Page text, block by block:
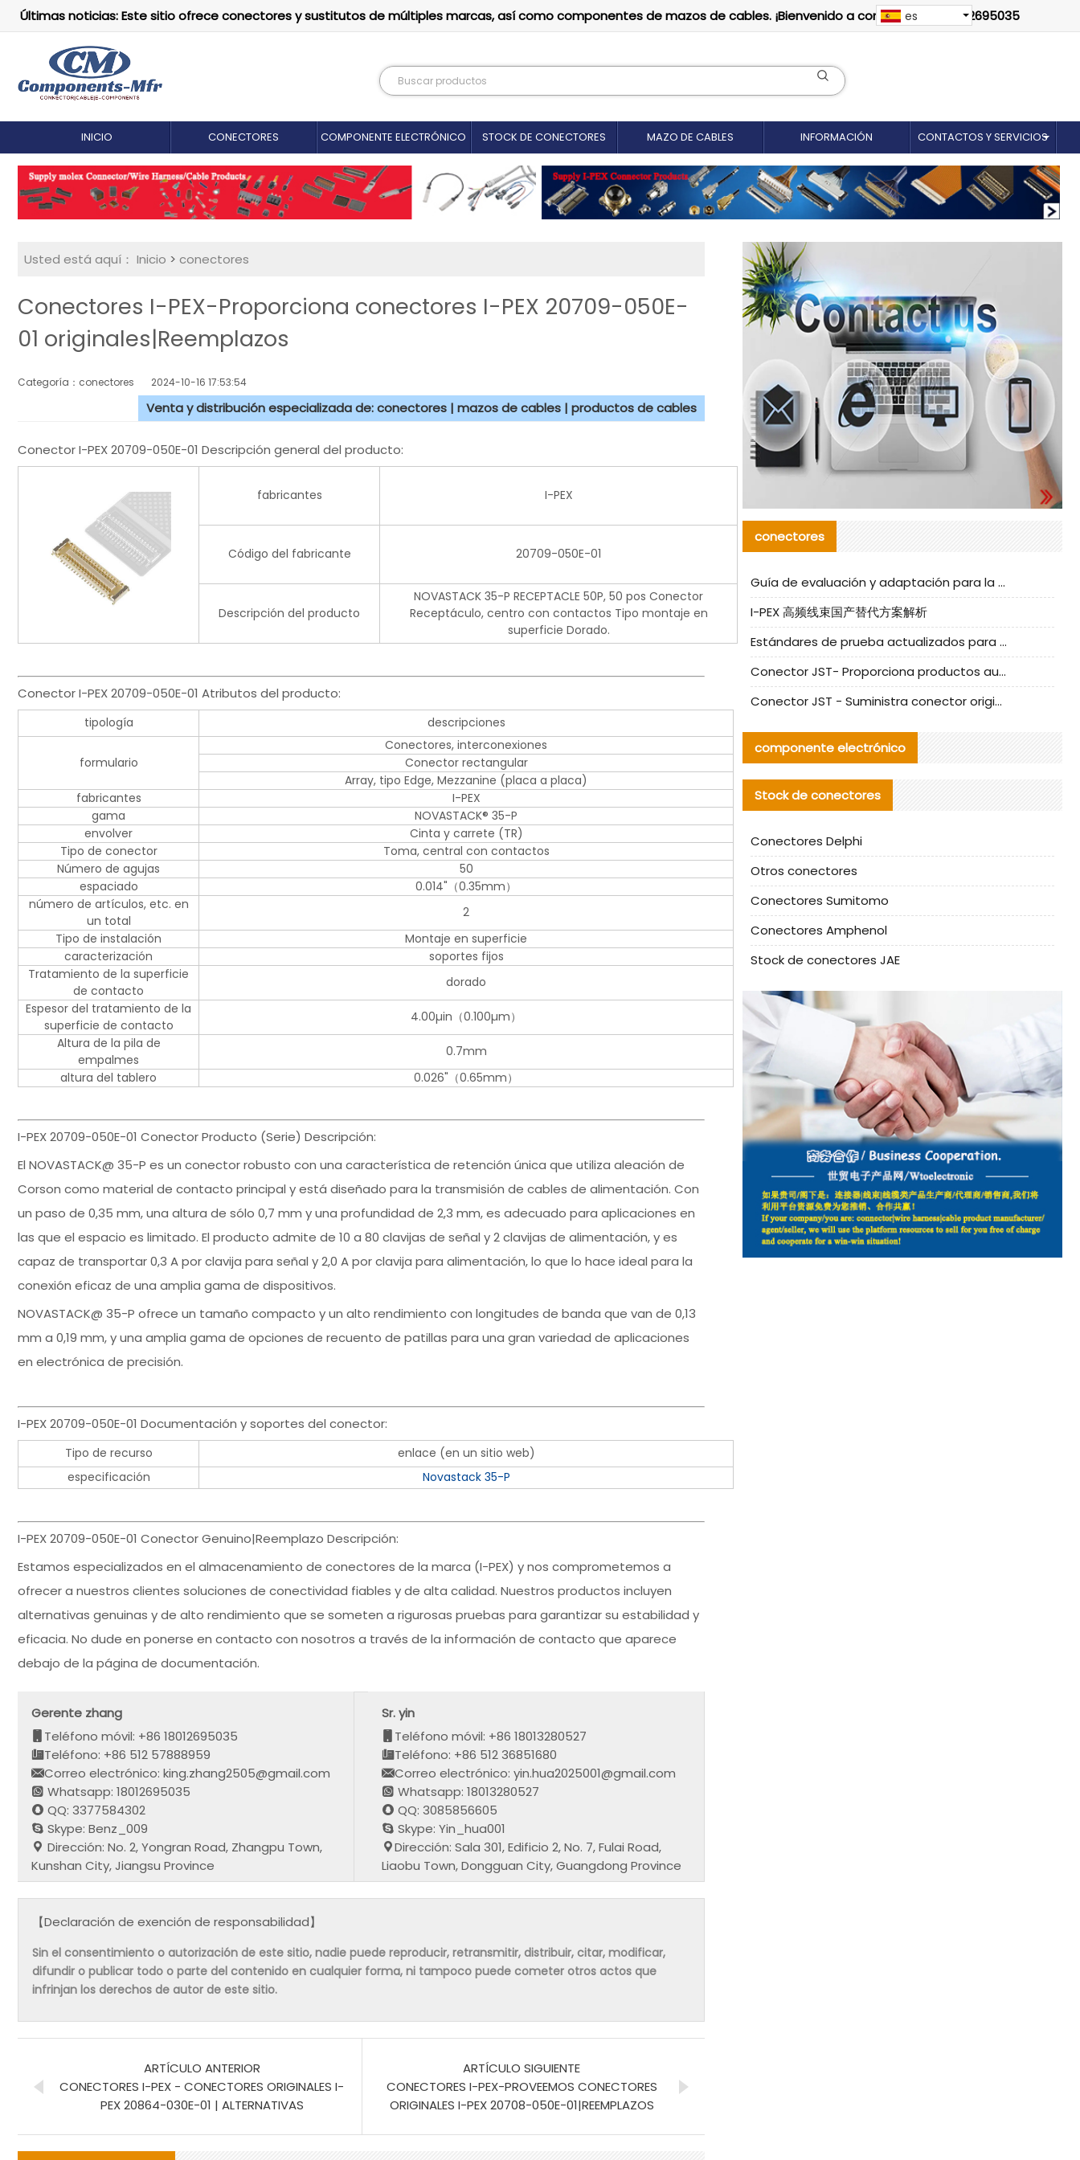
Últimas noticias: Este sitio ofrece conectores y sustitutos de múltiples marcas, así como componentes de mazos de cables. ¡Bienvenido a contactarnos: 18012695035
es
INICIO CONECTORES COMPONENTE ELECTRÓNICO STOCK DE CONECTORES MAZO DE CABLES INFORMACIÓN CONTACTOS Y SERVICIOS
Usted está aquí： Inicio > conectores
Conectores I-PEX-Proporciona conectores I-PEX 20709-050E-
01 originales|Reemplazos
Categoría：conectores 2024-10-16 17:53:54
Venta y distribución especializada de: conectores | mazos de cables | productos de cables
Conector I-PEX 20709-050E-01 Descripción general del producto:
fabricantes I-PEX
Código del fabricante 20709-050E-01
Descripción del producto
NOVASTACK 35-P RECEPTACLE 50P, 50 pos Conector
Receptáculo, centro con contactos Tipo montaje en
superficie Dorado.
Conector I-PEX 20709-050E-01 Atributos del producto:
tipología descripciones
formulario
Conectores, interconexiones
Conector rectangular
Array, tipo Edge, Mezzanine (placa a placa)
fabricantes
I-PEX
gama
NOVASTACK® 35-P
envolver
Cinta y carrete (TR)
Tipo de conector
Toma, central con contactos
Número de agujas
50
espaciado
0.014"（0.35mm）
número de artículos, etc. en
un total
2
Tipo de instalación
Montaje en superficie
caracterización
soportes fijos
Tratamiento de la superficie
de contacto
dorado
Espesor del tratamiento de la
superficie de contacto
4.00µin（0.100µm）
Altura de la pila de
empalmes
0.7mm
altura del tablero
0.026"（0.65mm）
I-PEX 20709-050E-01 Conector Producto (Serie) Descripción:
El NOVASTACK@ 35-P es un conector robusto con una característica de retención única que utiliza aleación de
Corson como material de contacto principal y está diseñado para la transmisión de cables de alimentación. Con
un paso de 0,35 mm, una altura de sólo 0,7 mm y una profundidad de 2,3 mm, es adecuado para aplicaciones en
las que el espacio es limitado. El producto admite de 10 a 80 clavijas de señal y 2 clavijas de alimentación, y es
capaz de transportar 0,3 A por clavija para señal y 2,0 A por clavija para alimentación, lo que lo hace ideal para la
conexión eficaz de una amplia gama de dispositivos.
NOVASTACK@ 35-P ofrece un tamaño compacto y un alto rendimiento con longitudes de banda que van de 0,13
mm a 0,19 mm, y una amplia gama de opciones de recuento de patillas para una gran variedad de aplicaciones
en electrónica de precisión.
I-PEX 20709-050E-01 Documentación y soportes del conector:
Tipo de recurso
enlace (en un sitio web)
especificación
Novastack 35-P
I-PEX 20709-050E-01 Conector Genuino|Reemplazo Descripción:
Estamos especializados en el almacenamiento de conectores de la marca (I-PEX) y nos comprometemos a
ofrecer a nuestros clientes soluciones de conectividad fiables y de alta calidad. Nuestros productos incluyen
alternativas genuinas y de alto rendimiento que se someten a rigurosas pruebas para garantizar su estabilidad y
eficacia. No dude en ponerse en contacto con nosotros a través de la información de contacto que aparece
debajo de la página de documentación.
Gerente zhang
Teléfono móvil: +86 18012695035
Teléfono: +86 512 57888959
Correo electrónico: king.zhang2505@gmail.com
Whatsapp: 18012695035
QQ: 3377584302
Skype: Benz_009
Dirección: No. 2, Yongran Road, Zhangpu Town,
Kunshan City, Jiangsu Province
Sr. yin
Teléfono móvil: +86 18013280527
Teléfono: +86 512 36851680
Correo electrónico: yin.hua2025001@gmail.com
Whatsapp: 18013280527
QQ: 3085856605
Skype: Yin_hua001
Dirección: Sala 301, Edificio 2, No. 7, Fulai Road,
Liaobu Town, Dongguan City, Guangdong Province
【Declaración de exención de responsabilidad】
Sin el consentimiento o autorización de este sitio, nadie puede reproducir, retransmitir, distribuir, citar, modificar,
difundir o publicar todo o parte del contenido en cualquier forma, ni tampoco puede cometer otros actos que
infrinjan los derechos de autor de este sitio.
ARTÍCULO ANTERIOR
CONECTORES I-PEX - CONECTORES ORIGINALES I-
PEX 20864-030E-01 | ALTERNATIVAS
ARTÍCULO SIGUIENTE
CONECTORES I-PEX-PROVEEMOS CONECTORES
ORIGINALES I-PEX 20708-050E-01|REEMPLAZOS
conectores
Guía de evaluación y adaptación para la producción en serie de componentes de cables nacionales para CNC Tech
I-PEX 高频线束国产替代方案解析
Estándares de prueba actualizados para conectores nacionales bajo la referencia de CLIFF
Conector JST- Proporciona productos auténticos y alternativos del conector JST NSHR-02V-S
Conector JST - Suministra conector original JST GHR-09V-S | productos alternativos
componente electrónico
Stock de conectores
Conectores Delphi
Otros conectores
Conectores Sumitomo
Conectores Amphenol
Stock de conectores JAE